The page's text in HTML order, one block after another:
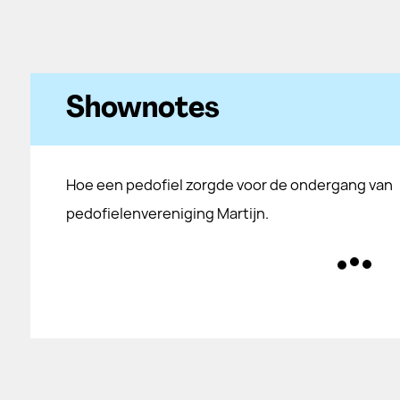
Shownotes
Hoe een pedofiel zorgde voor de ondergang van
pedofielenvereniging Martijn.